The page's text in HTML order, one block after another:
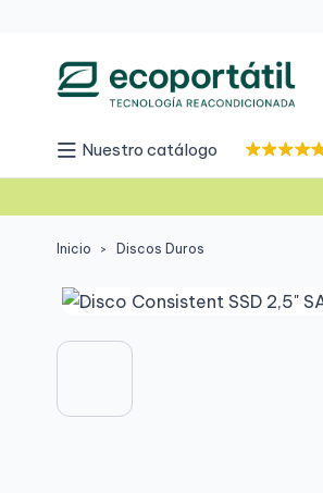
Nuestro catálogo
Inicio Discos Duros